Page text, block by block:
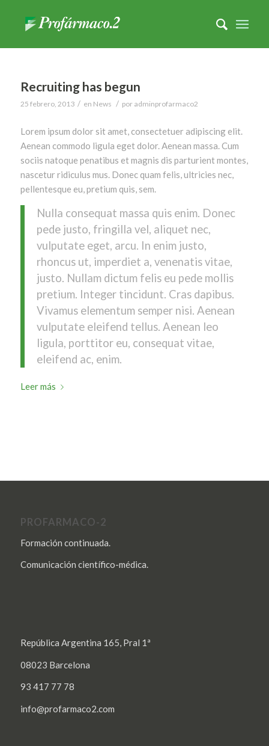
Recruiting has begun
25 febrero, 2013 / en News / por adminprofarmaco2
Lorem ipsum dolor sit amet, consectetuer adipiscing elit.
Aenean commodo ligula eget dolor. Aenean massa. Cum
sociis natoque penatibus et magnis dis parturient montes,
nascetur ridiculus mus. Donec quam felis, ultricies nec,
pellentesque eu, pretium quis, sem.
Nulla consequat massa quis enim. Donec
pede justo, fringilla vel, aliquet nec,
vulputate eget, arcu. In enim justo,
rhoncus ut, imperdiet a, venenatis vitae,
justo. Nullam dictum felis eu pede mollis
pretium. Integer tincidunt. Cras dapibus.
Vivamus elementum semper nisi. Aenean
vulputate eleifend tellus. Aenean leo
ligula, porttitor eu, consequat vitae,
eleifend ac, enim.
Leer más
PROFARMACO-2
Formación continuada.
Comunicación científico-médica.
República Argentina 165, Pral 1ª
08023 Barcelona
93 417 77 78
info@profarmaco2.com